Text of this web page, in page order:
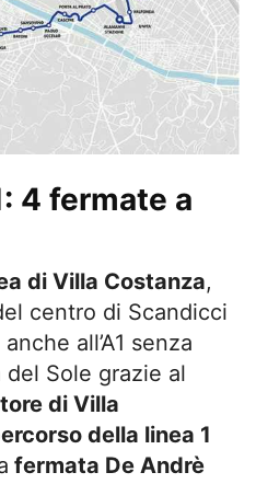
4 fermate a
di Villa Costanza,
centro di Scandicci
all’A1 senza
del Sole grazie al
di Villa
della linea 1
fermata De Andrè